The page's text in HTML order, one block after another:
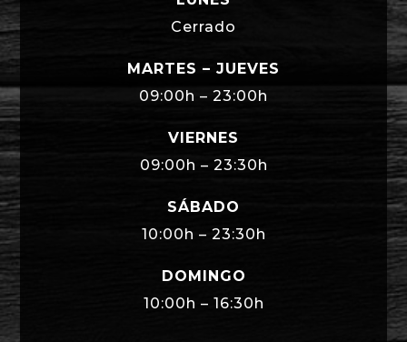
Cerrado
MARTES – JUEVES
09:00h – 23:00h
VIERNES
09:00h – 23:30h
SÁBADO
10:00h – 23:30h
DOMINGO
10:00h – 16:30h